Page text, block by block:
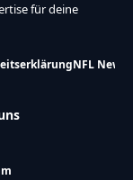
für deine
NFL News